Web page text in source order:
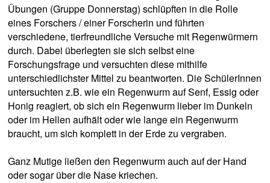
Übungen (Gruppe Donnerstag) schlüpften in die Rolle
eines Forschers / einer Forscherin und führten
verschiedene, tierfreundliche Versuche mit Regenwürmern
durch. Dabei überlegten sie sich selbst eine
Forschungsfrage und versuchten diese mithilfe
unterschiedlichster Mittel zu beantworten. Die SchülerInnen
untersuchten z.B. wie ein Regenwurm auf Senf, Essig oder
Honig reagiert, ob sich ein Regenwurm lieber im Dunkeln
oder im Hellen aufhält oder wie lange ein Regenwurm
braucht, um sich komplett in der Erde zu vergraben.
Ganz Mutige ließen den Regenwurm auch auf der Hand
oder sogar über die Nase kriechen.